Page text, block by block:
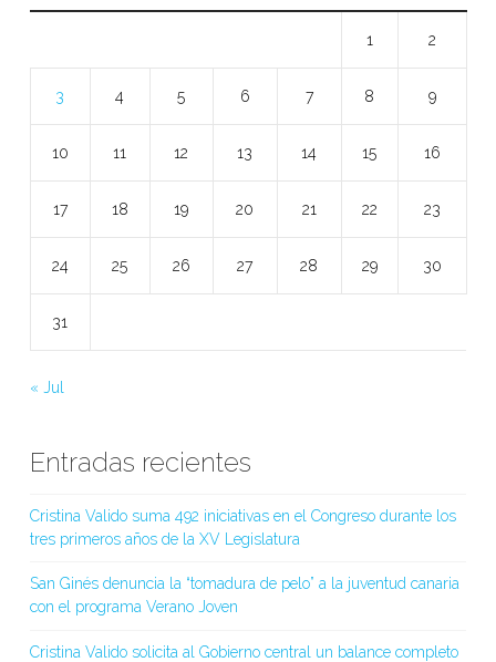
1 2
3 4 5 6 7 8 9
10 11 12 13 14 15 16
17 18 19 20 21 22 23
24 25 26 27 28 29 30
31
« Jul
Entradas recientes
Cristina Valido suma 492 iniciativas en el Congreso durante los
tres primeros años de la XV Legislatura
San Ginés denuncia la “tomadura de pelo” a la juventud canaria
con el programa Verano Joven
Cristina Valido solicita al Gobierno central un balance completo